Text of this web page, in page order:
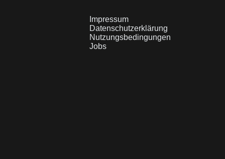
Impressum
Datenschutzerklärung
Nutzungsbedingungen
Jobs